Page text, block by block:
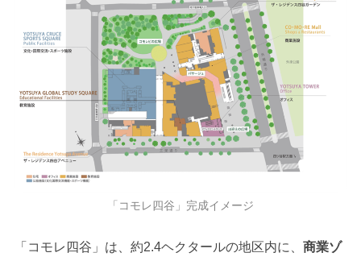
「コモレ四谷」完成イメージ
「コモレ四谷」は、約2.4ヘクタールの地区内に、 商業ゾ